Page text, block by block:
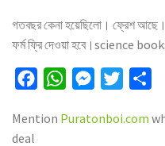
গতবছর কেনা হয়েছিলো। ফ্রেশ
ফর্ম ফ্রি দেওয়া হবে।science
FacebookWhatsAppMessenger
Twitter
Mention Puratonboi.com
deal